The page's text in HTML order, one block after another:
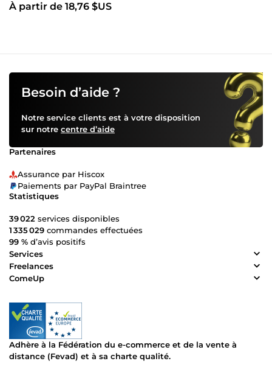
À partir de 18,76 $US
Besoin d’aide ?
Notre service clients est à votre disposition
sur notre centre d’aide
Partenaires
Assurance par Hiscox
Paiements par PayPal Braintree
Statistiques
39 022 services disponibles
1 335 029 commandes effectuées
99 % d’avis positifs
Services
Freelances
ComeUp
Adhère à la Fédération du e-commerce et de la vente à
distance (Fevad) et à sa charte qualité.